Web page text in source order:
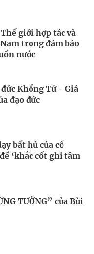
giới hợp tác và
trong đảm bảo
nước
Khổng Tử - Giá
đạo đức
bất hủ của cổ
‘khắc cốt ghi tâm
TƯỞNG” của Bùi